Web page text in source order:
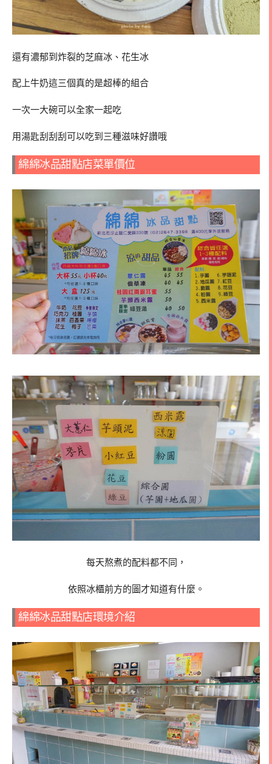
還有濃郁到炸裂的芝麻冰、花生冰
配上牛奶這三個真的是超棒的組合
一次一大碗可以全家一起吃
用湯匙刮刮刮可以吃到三種滋味好讚哦
綿綿冰品甜點店菜單價位
每天熬煮的配料都不同，
依照冰櫃前方的圖才知道有什麼。
綿綿冰品甜點店環境介紹